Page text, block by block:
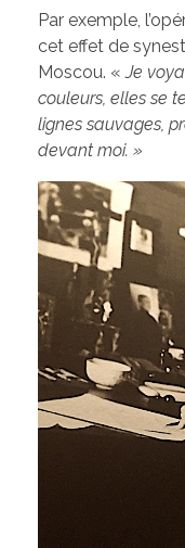
Par exemple,
cet effet de
Moscou. «Je
couleurs, elles se
lignes sauvages,
devant moi. »